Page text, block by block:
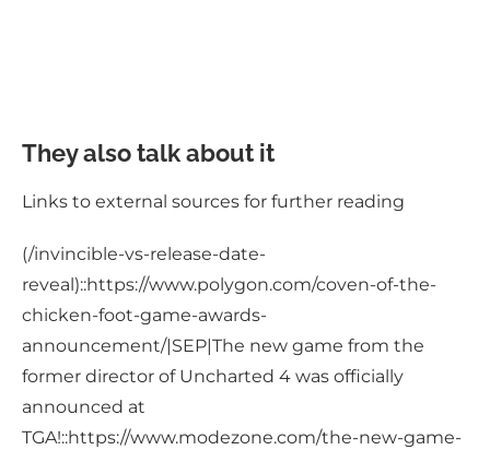
They also talk about it
Links to external sources for further reading
(/invincible-vs-release-date-
reveal)::https://www.polygon.com/coven-of-the-
chicken-foot-game-awards-
announcement/|SEP|The new game from the
former director of Uncharted 4 was officially
announced at
TGA!::https://www.modezone.com/the-new-game-